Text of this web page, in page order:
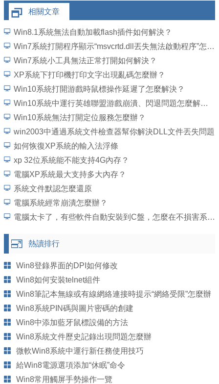
相關文章
Win8.1系統無法自動加載flash插件如何解決？
Win7系統打開程序顯示“msvcrtd.dll丟失無法啟動程序”怎麼解決
Win7系統小工具無法正常打開如何解決？
XP系統下打印機打印文字出現亂碼怎麼辦？
Win10系統打開游戲時鼠標操作延遲了怎麼解決？
Win10系統中運行英雄聯盟游戲崩潰、閃退問題怎麼解決？
Win10系統無法打開定位服務怎麼辦？
win2003中通過系統文件檢查器幫你解決DLL文件丟失問題
如何恢復XP系統的輸入法浮條
xp 32位系統能不能支持4G內存？
電腦XP系統最大支持多大內存？
系統文件默認怎麼還原
電腦系統經常崩潰怎麼辦？
電腦太卡了，有些軟件自動安裝到C盤，怎麼在不損害系統或者使用的情況下，將C清理
熱讀排行
Win8登錄界面的DPI如何修改
Win8如何安裝telnet組件
Win8筆記本無線或有線網絡連接時提示“網絡受限”怎麼辦
Win8系統PIN碼與圖片密碼的創建
Win8中添加藍牙鼠標設備的方法
Win8系統文件歷史記錄出現問題怎麼辦
微軟Win8系統中運行新任務使用技巧
給Win8電源選項添加“休眠”命令
Win8常用觸屏手勢操作一覽